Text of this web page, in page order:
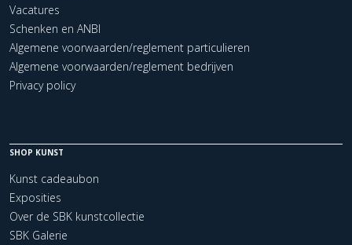
Vacatures
Schenken en ANBI
Algemene voorwaarden/reglement particulieren
Algemene voorwaarden/reglement bedrijven
Privacy policy
SHOP KUNST
Kunst cadeaubon
Exposities
Over de SBK kunstcollectie
SBK Galerie